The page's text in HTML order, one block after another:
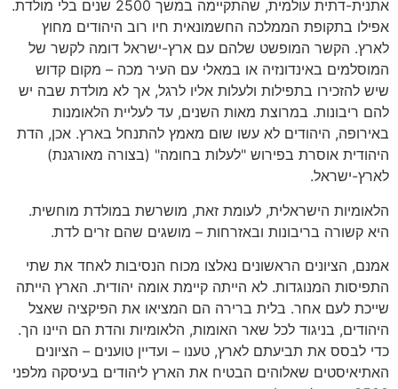
אתנית-דתית עולמית, שהתקיימה במשך 2500 שנים בלי מולדת.
אפילו בתקופת הממלכה החשמונאית חיו רוב היהודים מחוץ
לארץ. הקשר המופשט שלהם עם ארץ-ישראל דומה לקשר של
המוסלמים באינדונזיה או במאלי עם העיר מכה – מקום קדוש
שיש להזכירו בתפילות ולעלות אליו לרגל, אך לא מולדת שבה יש
להם ריבונות. במרוצת מאות השנים, עד לעליית הלאומנות
באירופה, היהודים לא עשו שום מאמץ להתנחל בארץ. אכן, הדת
היהודית אוסרת בפירוש "לעלות בחומה" (בצורה מאורגנת)
לארץ-ישראל.
הלאומיות הישראלית, לעומת זאת, מושרשת במולדת מוחשית.
היא קשורה בריבונות ובאזרחות – מושגים שהם זרים לדת.
אמנם, הציונים הראשונים נאלצו מכוח הנסיבות לאחד את שתי
התפיסות המנוגדות. לא הייתה קיימת אומה יהודית. הארץ הייתה
שייכת לעם אחר. בלית ברירה הם המציאו את הפיקציה שאצל
היהודים, בניגוד לכל שאר האומות, הלאומיות והדת הם היינו הך.
כדי לבסס את תביעתם לארץ, טענו – ועדיין טוענים – הציונים
האתיאיסטים שאלוהים הבטיח את הארץ ליהודים בעיסקה מלפני